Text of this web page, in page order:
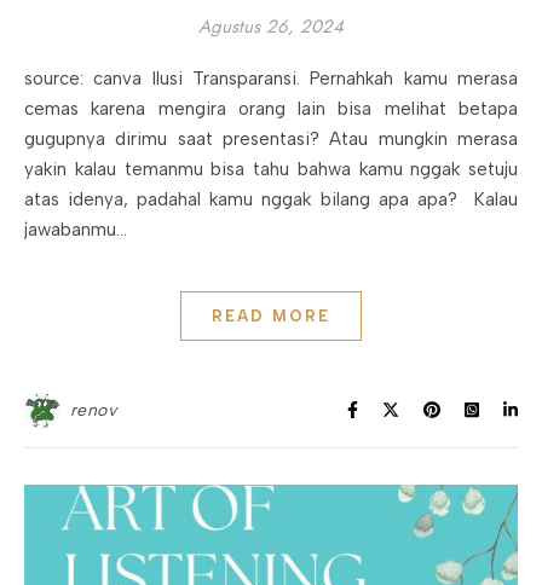
Agustus 26, 2024
source: canva Ilusi Transparansi. Pernahkah kamu merasa
cemas karena mengira orang lain bisa melihat betapa
gugupnya dirimu saat presentasi? Atau mungkin merasa
yakin kalau temanmu bisa tahu bahwa kamu nggak setuju
atas idenya, padahal kamu nggak bilang apa apa? Kalau
jawabanmu…
READ MORE
renov